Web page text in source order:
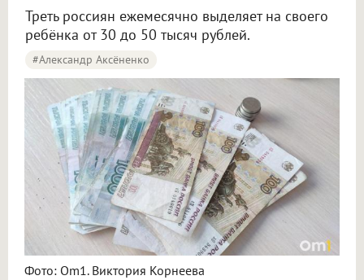
Треть россиян ежемесячно выделяет на своего
ребёнка от 30 до 50 тысяч рублей.
#Александр Аксёненко
Фото: Om1. Виктория Корнеева